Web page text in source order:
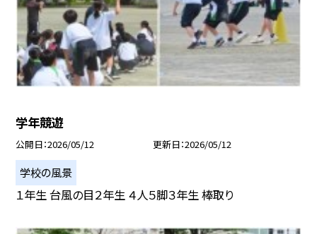
学年競遊
公開日 2026/05/12 更新日 2026/05/12
学校の風景
１年生 台風の目２年生 ４人５脚３年生 棒取り